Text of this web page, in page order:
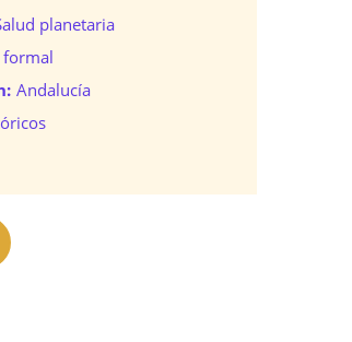
planetaria
formal
Andalucía